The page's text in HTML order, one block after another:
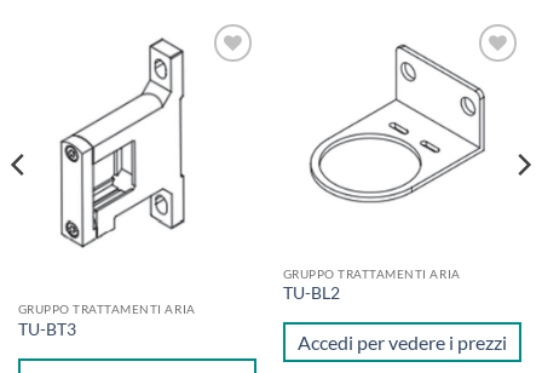
GRUPPO TRATTAMENTI ARIA
TU-BT3
Aggiungi
alla lista
dei
GRUPPO TRATTAMENTI ARIA
TU-BL2
Accedi per vedere i prezzi